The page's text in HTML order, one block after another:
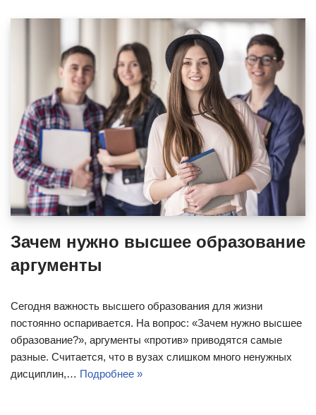
Зачем нужно высшее образование
аргументы
Сегодня важность высшего образования для жизни
постоянно оспаривается. На вопрос: «Зачем нужно высшее
образование?», аргументы «против» приводятся самые
разные. Считается, что в вузах слишком много ненужных
дисциплин,… Подробнее »